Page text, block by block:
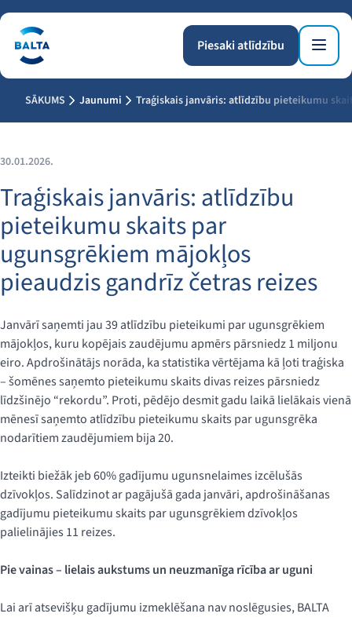
Piesaki atlīdzību
SĀKUMS Jaunumi Traģiskais janvāris: atlīdzību pieteikumu
30.01.2026.
Traģiskais janvāris: atlīdzību
pieteikumu skaits par
ugunsgrēkiem mājokļos
pieaudzis gandrīz četras reizes
Janvārī saņemti jau 39 atlīdzību pieteikumi par ugunsgrēkiem
mājokļos, kuru kopējais zaudējumu apmērs pārsniedz 1 miljonu
eiro. Apdrošinātājs norāda, ka statistika vērtējama kā ļoti traģiska
– šomēnes saņemto pieteikumu skaits divas reizes pārsniedz
līdzšinējo “rekordu”. Proti, pēdējo desmit gadu laikā lielākais vienā
mēnesī saņemto atlīdzību pieteikumu skaits par ugunsgrēka
nodarītiem zaudējumiem bija 20.
Izteikti biežāk jeb 60% gadījumu ugunsnelaimes izcēlušās
dzīvokļos. Salīdzinot ar pagājušā gada janvāri, apdrošināšanas
gadījumu pieteikumu skaits par ugunsgrēkiem dzīvokļos
palielinājies 11 reizes.
Pie vainas – lielais aukstums un neuzmanīga rīcība ar uguni
Lai arī atsevišķu gadījumu izmeklēšana nav noslēgusies, BALTA